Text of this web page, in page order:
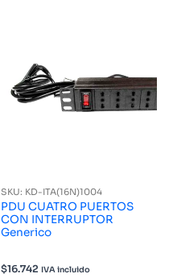
SKU: KD-ITA(16N)1004
PDU CUATRO PUERTOS
CON INTERRUPTOR
Generico
$16.742 IVA incluido